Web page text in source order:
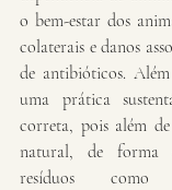
o bem-estar dos
colaterais e danos
de antibióticos.
uma prática
correta, pois além
natural, de forma
resíduos como